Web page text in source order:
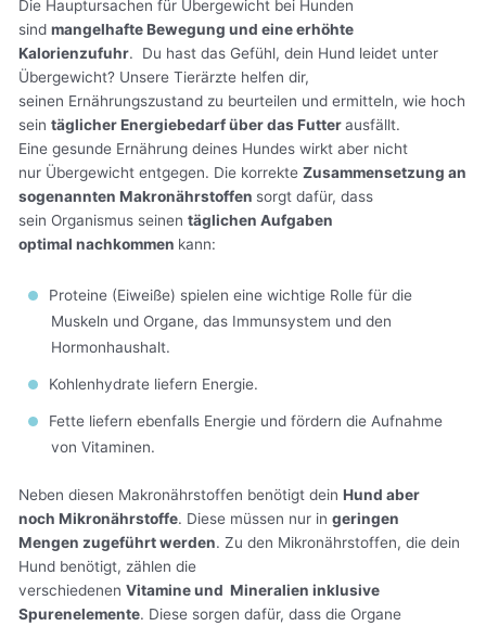
Die Hauptursachen für Übergewicht bei Hunden
sindmangelhafte Bewegung und eine erhöhte
Kalorienzufuhr. Du hast das Gefühl, dein Hund leidet unter
Übergewicht? Unsere Tierärzte helfen dir,
seinen Ernährungszustand zu beurteilen und ermitteln, wie hoch
seintäglicher Energiebedarf über das Futterausfällt.
Eine gesunde Ernährung deines Hundes wirkt aber nicht
nur Übergewicht entgegen. Die korrekteZusammensetzung an
sogenannten Makronährstoffen sorgt dafür, dass
sein Organismus seinentäglichen Aufgaben
optimal nachkommen kann:
Proteine (Eiweiße) spielen eine wichtige Rolle für die
Muskeln und Organe, das Immunsystem und den
Hormonhaushalt.
Kohlenhydrate liefern Energie.
Fette liefern ebenfalls Energie und fördern die Aufnahme
von Vitaminen.
Neben diesen Makronährstoffen benötigt deinHund aber
noch Mikronährstoffe. Diese müssen nur ingeringen
Mengen zugeführt werden. Zu den Mikronährstoffen, die dein
Hund benötigt, zählen die
verschiedenenVitamine und Mineralien inklusive
Spurenelemente. Diese sorgen dafür, dass die Organe